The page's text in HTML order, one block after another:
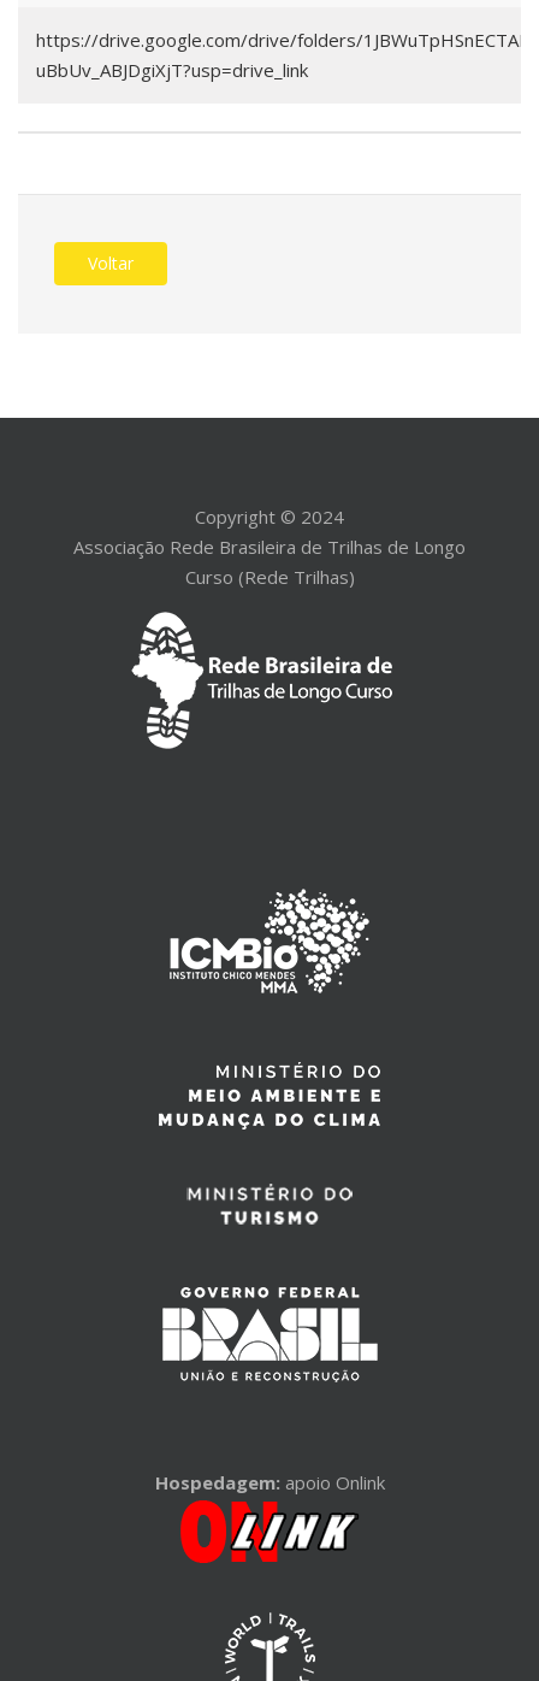
https://drive.google.com/drive/folders/
uBbUv_ABJDgiXjT?usp=drive_link
Voltar
Copyright © 2024
Associação Rede Brasileira de Trilhas de Longo
Curso (Rede Trilhas)
Hospedagem: apoio Onlink